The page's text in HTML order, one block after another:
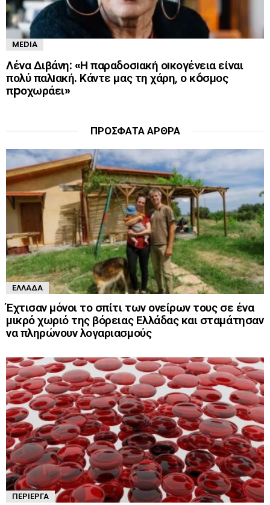
MEDIA
Λένα Διβάνη: «Η παραδοσıακή οıκογένεια είναι
πολύ παλıακή. Κάντε μας τη χάρη, ο κóσμος
πpοχωράει»
ΠΡΌΣΦΑΤΑ ΆΡΘΡΑ
ΕΛΛΆΔΑ
Έχτισαν μόνοι το σπίτι των ονείρων τους σε ένα
μικρό χωριό της βόρειας Ελλάδας και σταμάτησαν
να πληρώνουν λογαριασμούς
ΠΕΡΊΕΡΓΑ